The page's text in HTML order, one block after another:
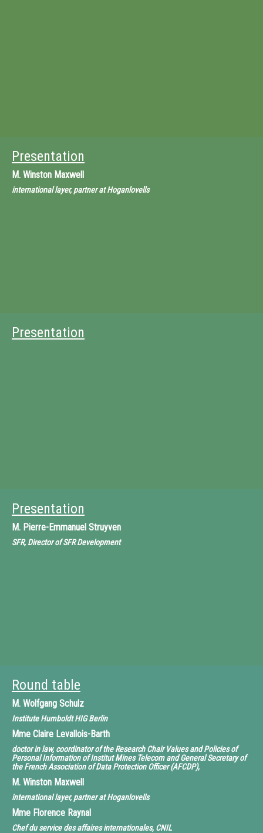
Presentation
M. Winston Maxwell
international layer, partner at Hoganlovells
Presentation
Presentation
M. Pierre-Emmanuel Struyven
SFR, Director of SFR Development
Round table
M. Wolfgang Schulz
Institute Humboldt HIG Berlin
Mme Claire Levallois-Barth
doctor in law, coordinator of the Research Chair Values and Policies of
Personal Information of Institut Mines Telecom and General Secretary of
the French Association of Data Protection Officer (AFCDP),
M. Winston Maxwell
international layer, partner at Hoganlovells
Mme Florence Raynal
Chef du service des affaires internationales, CNIL